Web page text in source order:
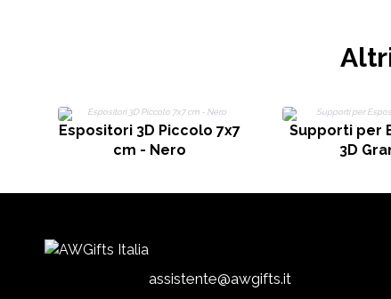
Espositori 3D Piccolo 7x7
cm - Nero
Supporti per
3D
assistente@awgifts.it